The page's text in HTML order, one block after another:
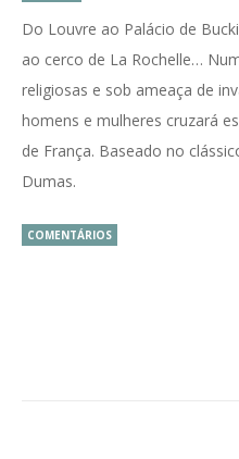
Do Louvre ao Palácio de
ao cerco de La Rochelle…
religiosas e sob ameaça de
homens e mulheres cruzará
de França. Baseado no
Dumas.
COMENTÁRIOS